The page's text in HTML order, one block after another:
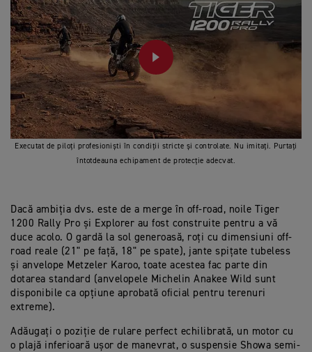
PLAY
Executat de piloți profesioniști în condiții stricte și controlate. Nu imitați. Purtați
întotdeauna echipament de protecție adecvat.
Dacă ambiția dvs. este de a merge în off-road, noile Tiger
1200 Rally Pro și Explorer au fost construite pentru a vă
duce acolo. O gardă la sol generoasă, roți cu dimensiuni off-
road reale (21" pe față, 18" pe spate), jante spițate tubeless
și anvelope Metzeler Karoo, toate acestea fac parte din
dotarea standard (anvelopele Michelin Anakee Wild sunt
disponibile ca opțiune aprobată oficial pentru terenuri
extreme).
Adăugați o poziție de rulare perfect echilibrată, un motor cu
o plajă inferioară ușor de manevrat, o suspensie Showa semi-